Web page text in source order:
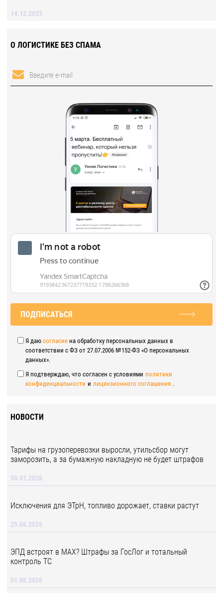
14.12.2023
О ЛОГИСТИКЕ БЕЗ СПАМА
ПОДПИСАТЬСЯ
Я даю согласие на обработку персональных данных в
соответствии с ФЗ от 27.07.2006 №152-ФЗ «О персональных
данных».
Я подтверждаю, что согласен с условиями политики
конфиденциальности и лицензионного соглашения .
НОВОСТИ
Тарифы на грузоперевозки выросли, утильсбор могут
заморозить, а за бумажную накладную не будет штрафов
30.07.2026
Исключения для ЭТрН, топливо дорожает, ставки растут
25.06.2026
ЭПД встроят в MAX? Штрафы за ГосЛог и тотальный
контроль ТС
01.06.2026